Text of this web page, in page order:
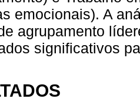
emocionais). A
agrupamento
significativos